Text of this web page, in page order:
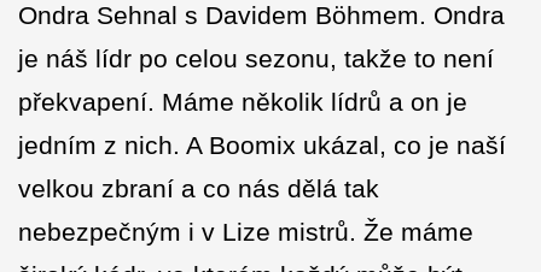
Ondra Sehnal s Davidem Böhmem. Ondra
je náš lídr po celou sezonu, takže to není
překvapení. Máme několik lídrů a on je
jedním z nich. A Boomix ukázal, co je naší
velkou zbraní a co nás dělá tak
nebezpečným i v Lize mistrů. Že máme